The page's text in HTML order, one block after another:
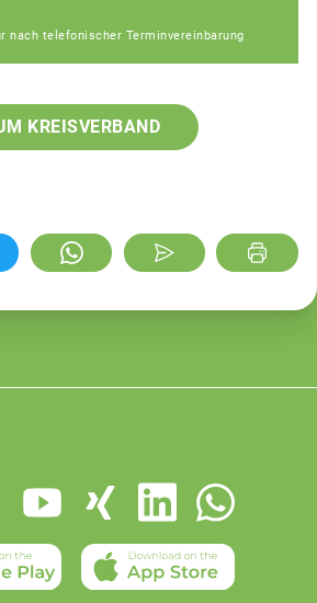
nach telefonischer Terminvereinbarung
KREISVERBAND